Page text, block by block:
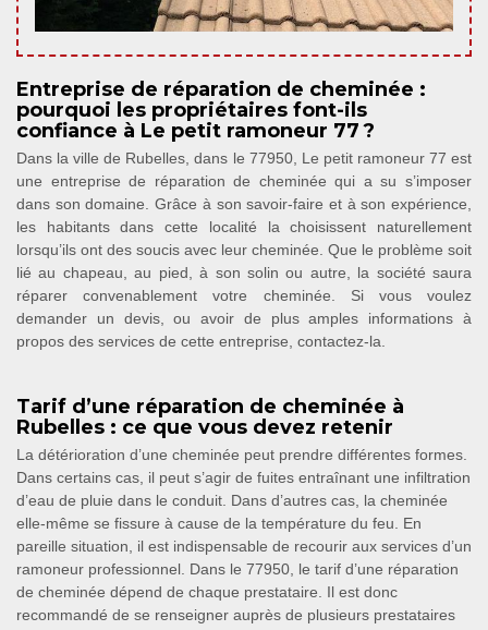
Entreprise de réparation de cheminée :
pourquoi les propriétaires font-ils
confiance à Le petit ramoneur 77 ?
Dans la ville de Rubelles, dans le 77950, Le petit ramoneur 77 est
une entreprise de réparation de cheminée qui a su s’imposer
dans son domaine. Grâce à son savoir-faire et à son expérience,
les habitants dans cette localité la choisissent naturellement
lorsqu’ils ont des soucis avec leur cheminée. Que le problème soit
lié au chapeau, au pied, à son solin ou autre, la société saura
réparer convenablement votre cheminée. Si vous voulez
demander un devis, ou avoir de plus amples informations à
propos des services de cette entreprise, contactez-la.
Tarif d’une réparation de cheminée à
Rubelles : ce que vous devez retenir
La détérioration d’une cheminée peut prendre différentes formes.
Dans certains cas, il peut s’agir de fuites entraînant une infiltration
d’eau de pluie dans le conduit. Dans d’autres cas, la cheminée
elle-même se fissure à cause de la température du feu. En
pareille situation, il est indispensable de recourir aux services d’un
ramoneur professionnel. Dans le 77950, le tarif d’une réparation
de cheminée dépend de chaque prestataire. Il est donc
recommandé de se renseigner auprès de plusieurs prestataires